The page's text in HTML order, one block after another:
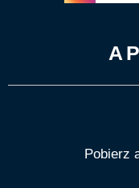
Pobierz